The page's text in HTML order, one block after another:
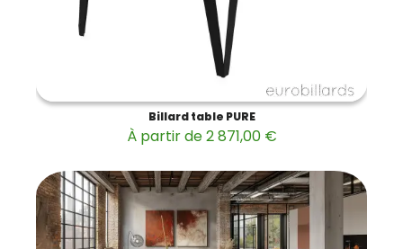
Billard table PURE
À partir de 2 871,00 €